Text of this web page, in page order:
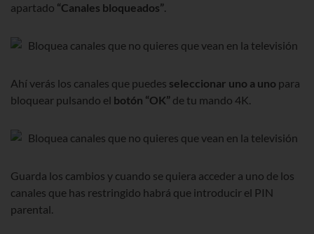
apartado “Canales bloqueados”.
Ahí verás los canales que puedes seleccionar uno a uno para
bloquear pulsando el botón “OK” de tu mando 4K.
Guarda los cambios y cuando se quiera acceder a uno de los
canales que has restringido habrá que introducir el PIN
parental.